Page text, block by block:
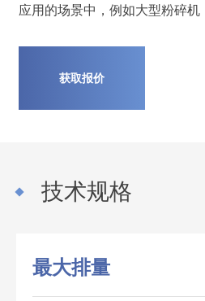
应用的场景中，例如大型粉碎
获取报价
技术规格
最大排量